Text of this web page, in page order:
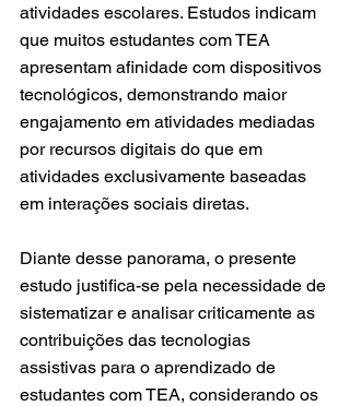
atividades escolares. Estudos indicam
que muitos estudantes com TEA
apresentam afinidade com dispositivos
tecnológicos, demonstrando maior
engajamento em atividades mediadas
por recursos digitais do que em
atividades exclusivamente baseadas
em interações sociais diretas.
Diante desse panorama, o presente
estudo justifica-se pela necessidade de
sistematizar e analisar criticamente as
contribuições das tecnologias
assistivas para o aprendizado de
estudantes com TEA, considerando os